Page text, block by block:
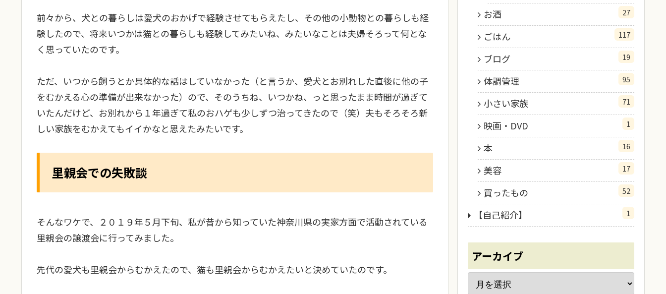
前々から、犬との暮らしは愛犬のおかげで経験させてもらえたし、その他の小動物との暮らしも経
験したので、将来いつかは猫との暮らしも経験してみたいね、みたいなことは夫婦そろって何とな
く思っていたのです。
ただ、いつから飼うとか具体的な話はしていなかった（と言うか、愛犬とお別れした直後に他の子
をむかえる心の準備が出来なかった）ので、そのうちね、いつかね、っと思ったまま時間が過ぎて
いたんだけど、お別れから１年過ぎて私のおハゲも少しずつ治ってきたので（笑）夫もそろそろ新
しい家族をむかえてもイイかなと思えたみたいです。
里親会での失敗談
そんなワケで、２０１９年５月下旬、私が昔から知っていた神奈川県の実家方面で活動されている
里親会の譲渡会に行ってみました。
先代の愛犬も里親会からむかえたので、猫も里親会からむかえたいと決めていたのです。
お酒 27
ごはん 117
ブログ 19
体調管理 95
小さい家族 71
映画・DVD 1
本 16
美容 17
買ったもの 52
【自己紹介】 1
アーカイブ